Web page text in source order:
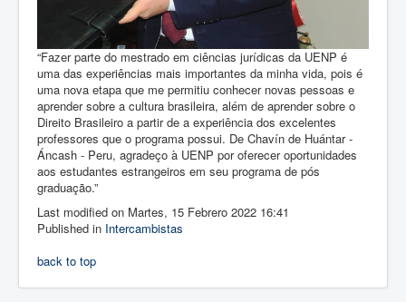
“Fazer parte do mestrado em ciências jurídicas da UENP é
uma das experiências mais importantes da minha vida, pois é
uma nova etapa que me permitiu conhecer novas pessoas e
aprender sobre a cultura brasileira, além de aprender sobre o
Direito Brasileiro a partir de a experiência dos excelentes
professores que o programa possui. De Chavín de Huántar -
Áncash - Peru, agradeço à UENP por oferecer oportunidades
aos estudantes estrangeiros em seu programa de pós
graduação.”
Last modified on Martes, 15 Febrero 2022 16:41
Published in Intercambistas
back to top